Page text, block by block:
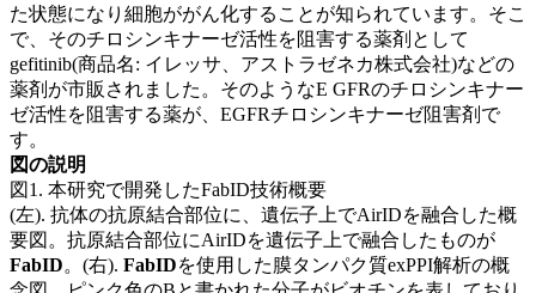
た状態になり細胞ががん化することが知られています。そこ
で、そのチロシンキナーゼ活性を阻害する薬剤として
gefitinib(商品名: イレッサ、アストラゼネカ株式会社)などの
薬剤が市販されました。そのようなE GFRのチロシンキナー
ゼ活性を阻害する薬が、EGFRチロシンキナーゼ阻害剤で
す。
図の説明
図1. 本研究で開発したFabID技術概要
(左). 抗体の抗原結合部位に、遺伝子上でAirIDを融合した概
要図。抗原結合部位にAirIDを遺伝子上で融合したものが
FabID。(右). FabIDを使用した膜タンパク質exPPI解析の概